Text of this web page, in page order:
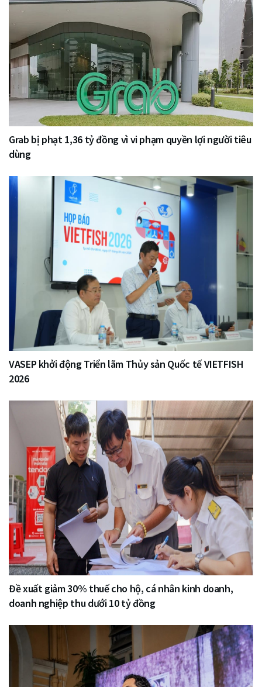
Grab bị phạt 1,36 tỷ đồng vì vi phạm quyền lợi người tiêu
dùng
VASEP khởi động Triển lãm Thủy sản Quốc tế VIETFISH
2026
Đề xuất giảm 30% thuế cho hộ, cá nhân kinh doanh,
doanh nghiệp thu dưới 10 tỷ đồng